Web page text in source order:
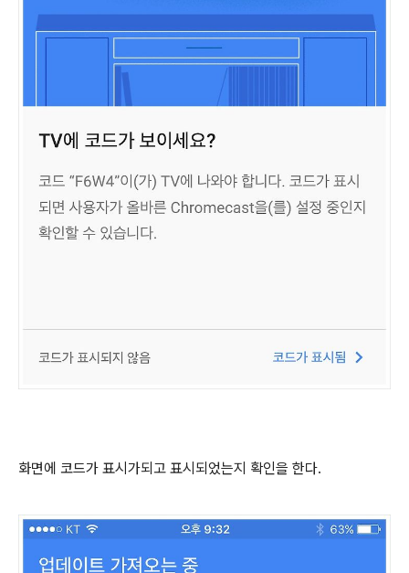
화면에 코드가 표시가되고 표시되었는지 확인을 한다.